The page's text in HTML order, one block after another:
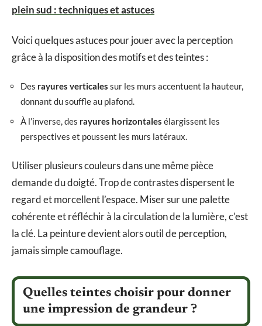
plein sud : techniques et astuces
Voici quelques astuces pour jouer avec la perception
grâce à la disposition des motifs et des teintes :
Des rayures verticales sur les murs accentuent la hauteur,
donnant du souffle au plafond.
À l’inverse, des rayures horizontales élargissent les
perspectives et poussent les murs latéraux.
Utiliser plusieurs couleurs dans une même pièce
demande du doigté. Trop de contrastes dispersent le
regard et morcellent l’espace. Miser sur une palette
cohérente et réfléchir à la circulation de la lumière, c’est
la clé. La peinture devient alors outil de perception,
jamais simple camouflage.
Quelles teintes choisir pour donner
une impression de grandeur ?